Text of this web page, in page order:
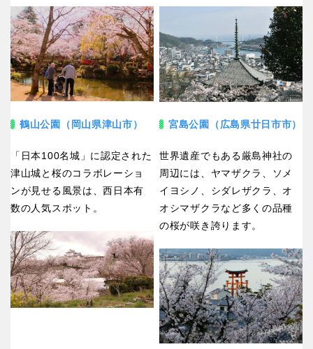
鶴山公園（岡山県津山市）
「日本100名城」に認定された
津山城と桜のコラボレーショ
ンが見せる風景は、西日本有
数の人気スポット。
宮島公園（広島県廿日市市）
世界遺産でもある厳島神社の
周辺には、ヤマザクラ、ソメ
イヨシノ、シダレザクラ、オ
オシマザクラなど多くの品種
の桜が咲き誇ります。